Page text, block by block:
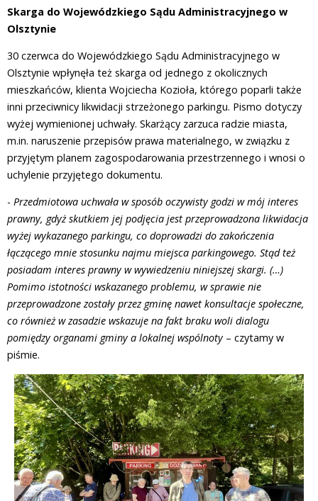
Skarga do Wojewódzkiego Sądu Administracyjnego w
Olsztynie
30 czerwca do Wojewódzkiego Sądu Administracyjnego w
Olsztynie wpłynęła też skarga od jednego z okolicznych
mieszkańców, klienta Wojciecha Kozioła, którego poparli także
inni przeciwnicy likwidacji strzeżonego parkingu. Pismo dotyczy
wyżej wymienionej uchwały. Skarżący zarzuca radzie miasta,
m.in. naruszenie przepisów prawa materialnego, w związku z
przyjętym planem zagospodarowania przestrzennego i wnosi o
uchylenie przyjętego dokumentu.
- Przedmiotowa uchwała w sposób oczywisty godzi w mój interes
prawny, gdyż skutkiem jej podjęcia jest przeprowadzona likwidacja
wyżej wykazanego parkingu, co doprowadzi do zakończenia
łączącego mnie stosunku najmu miejsca parkingowego. Stąd też
posiadam interes prawny w wywiedzeniu niniejszej skargi. (…)
Pomimo istotności wskazanego problemu, w sprawie nie
przeprowadzone zostały przez gminę nawet konsultacje społeczne,
co również w zasadzie wskazuje na fakt braku woli dialogu
pomiędzy organami gminy a lokalnej wspólnoty – czytamy w
piśmie.